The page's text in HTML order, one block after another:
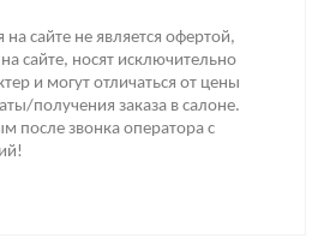
сайте не является офертой,
сайте, носят исключительно
и могут отличаться от цены
получения заказа в салоне.
после звонка оператора с